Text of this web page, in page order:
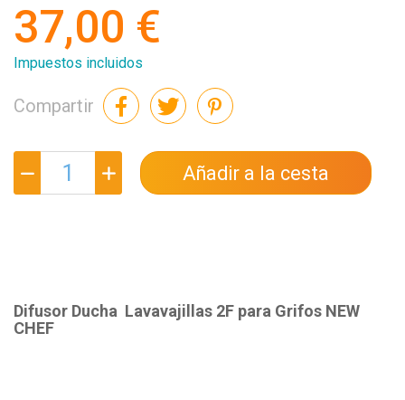
37,00 €
Impuestos incluidos
Compartir
Añadir a la cesta
Difusor Ducha Lavavajillas 2F para Grifos NEW
CHEF